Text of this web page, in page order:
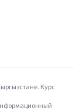
Курс